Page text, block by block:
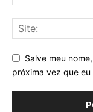
Salve meu
próxima vez que eu